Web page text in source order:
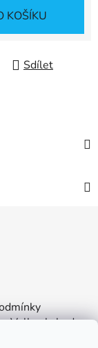
KOŠÍKU
Sdílet
Velkoobchod